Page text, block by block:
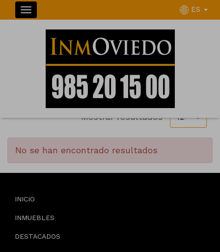
ES
INMUEBLES
Filtrar Ordenar
0 inmuebles en total
Mostrar resultados 12
No se han encontrado resultados
INICIO
INMUEBLES
DESTACADOS